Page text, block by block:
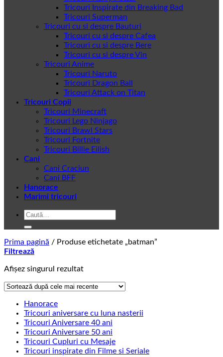
Tricouri Inspirate din Breaking Bad
Tricouri Superman
Tricouri cu si despre Bauturi
Tricouri cu si despre Cafea
Tricouri cu si despre Bere
Tricouri cu si despre Vin
Tricouri Anime
Tricouri Naruto
Tricouri Dragon Ball
Tricouri Attack on Titan
Tricouri Copii
Tricouri Minecraft
Tricouri Lego Ninjago
Tricouri Brawl Stars
Tricouri Fortnite
Tricouri Billie Eilish
Cani
Cani Craciun
Cani BFF
Hanorace
Marimi tricouri
Caută
Prima pagină / Produse etichetate „batman”
Filtrează
Afișez singurul rezultat
Hanorace
Tricouri aniversare cu luna nasterii
Tricouri Aniversare 40 ani
Tricouri Aniversare 50 ani
Tricouri Cupluri cu Mesaje
Tricouri inspirate din Filme si Seriale